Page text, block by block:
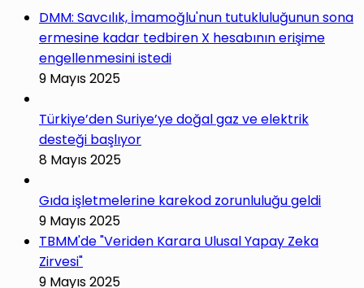
DMM: Savcılık, İmamoğlu'nun tutukluluğunun sona
ermesine kadar tedbiren X hesabının erişime
engellenmesini istedi
9 Mayıs 2025
Türkiye’den Suriye’ye doğal gaz ve elektrik
desteği başlıyor
8 Mayıs 2025
Gıda işletmelerine karekod zorunluluğu geldi
9 Mayıs 2025
TBMM'de "Veriden Karara Ulusal Yapay Zeka
Zirvesi"
9 Mayıs 2025